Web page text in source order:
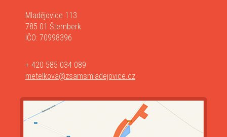
Mladějovice 113
785 01 Šternberk
IČO: 70998396
+ 420 585 034 089
metelkova@zsamsmladejovice.cz